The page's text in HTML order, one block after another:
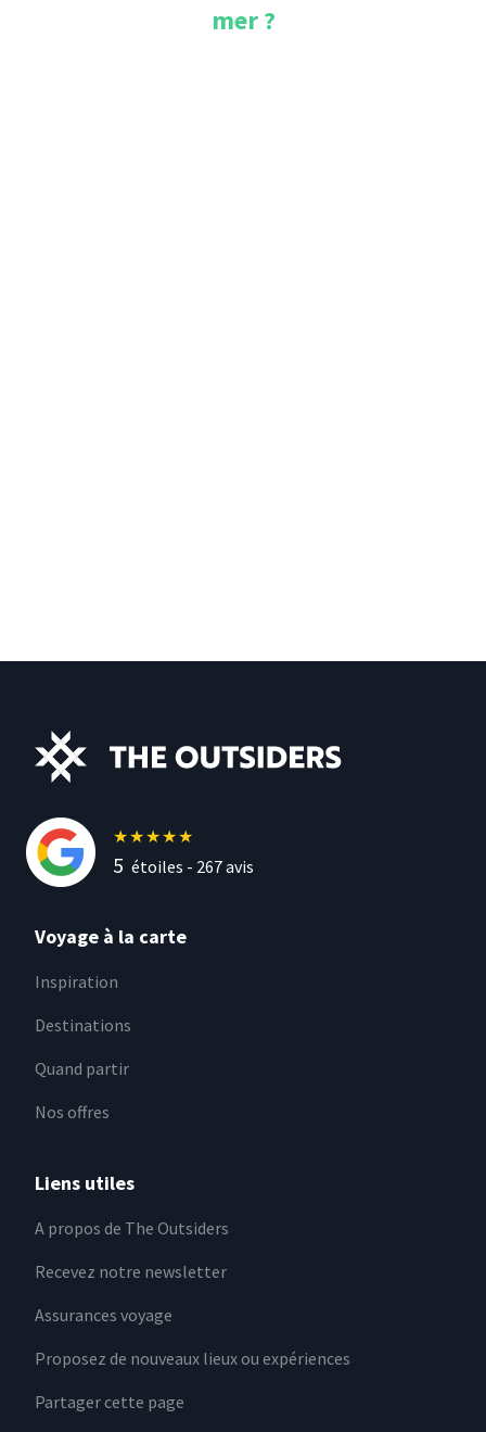
mer?
★★★★★
5 étoiles - 267avis
Voyage à la carte
Inspiration
Destinations
Quand partir
Nos offres
Liens utiles
A propos de The Outsiders
Recevez notre newsletter
Assurances voyage
Proposez de nouveaux lieux ou expériences
Partager cette page